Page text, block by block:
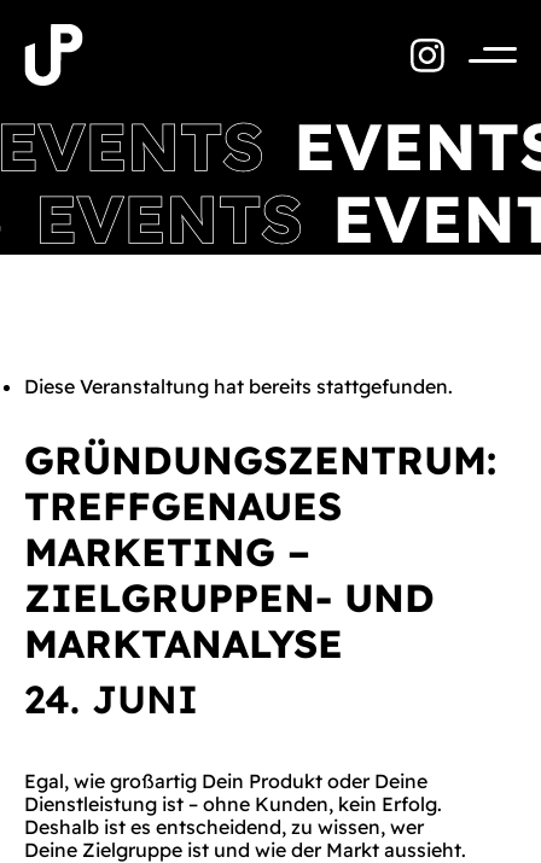
Inhalt
springen
Diese Veranstaltung hat bereits stattgefunden.
GRÜNDUNGSZENTRUM:
TREFFGENAUES
MARKETING –
ZIELGRUPPEN- UND
MARKTANALYSE
24. JUNI
Egal, wie großartig Dein Produkt oder Deine
Dienstleistung ist – ohne Kunden, kein Erfolg.
Deshalb ist es entscheidend, zu wissen, wer
Deine Zielgruppe ist und wie der Markt aussieht.